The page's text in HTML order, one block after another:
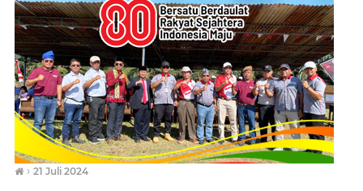
› 21 Juli 2024